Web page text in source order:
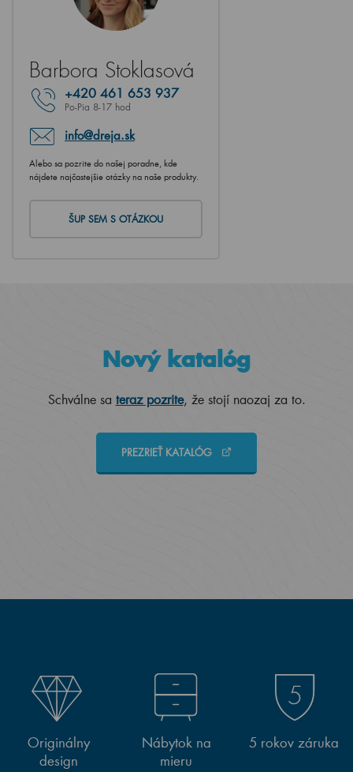
Barbora Stoklasová
+420 461 653 937
Po-Pia 8-17 hod
info@dreja.sk
Alebo sa pozrite do našej poradne, kde
nájdete najčastejšie otázky na naše produkty.
ŠUP SEM S OTÁZKOU
Nový katalóg
Schválne sa teraz pozrite, že stojí naozaj za to.
PREZRIEŤ KATALÓG
Originálny
design
Nábytok na
mieru
5 rokov záruka